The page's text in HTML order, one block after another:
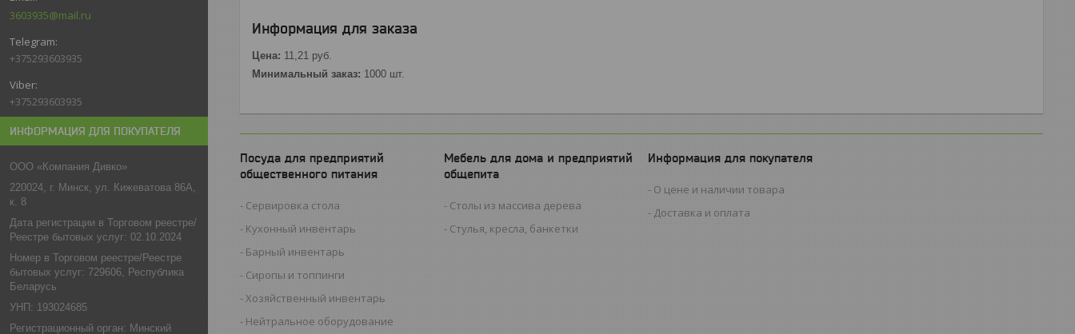
3603935@mail.ru
+375293603935
+375293603935
ИНФОРМАЦИЯ ДЛЯ ПОКУПАТЕЛЯ
ООО «Компания Дивко»
220024, г. Минск, ул. Кижеватова 86А,
к. 8
Дата регистрации в Торговом реестре/
Реестре бытовых услуг: 02.10.2024
Номер в Торговом реестре/Реестре
бытовых услуг: 729606, Республика
Беларусь
УНП: 193024685
Регистрационный орган: Минский
Информация для заказа
Цена: 11,21 руб.
Минимальный заказ: 1000 шт.
Посуда для предприятий
общественного питания
Сервировка стола
Кухонный инвентарь
Барный инвентарь
Сиропы и топпинги
Хозяйственный инвентарь
Нейтральное оборудование
Мебель для дома и предприятий
общепита
Столы из массива дерева
Стулья, кресла, банкетки
Информация для покупателя
О цене и наличии товара
Доставка и оплата